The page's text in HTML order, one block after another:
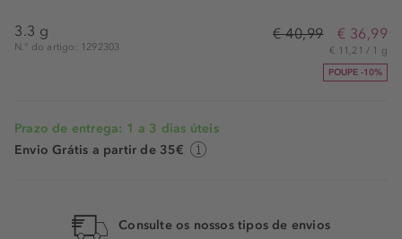
3.3 g
N.° do artigo: 1292303
€ 40,99 € 36,99
€ 11,21 / 1 g
POUPE -10%
Prazo de entrega: 1 a 3 dias úteis
Envio Grátis a partir de 35€
Consulte os nossos tipos de envios